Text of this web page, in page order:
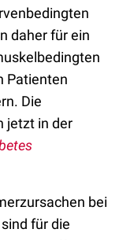
daher für ein
Patienten
Die
jetzt in der
bei
für die